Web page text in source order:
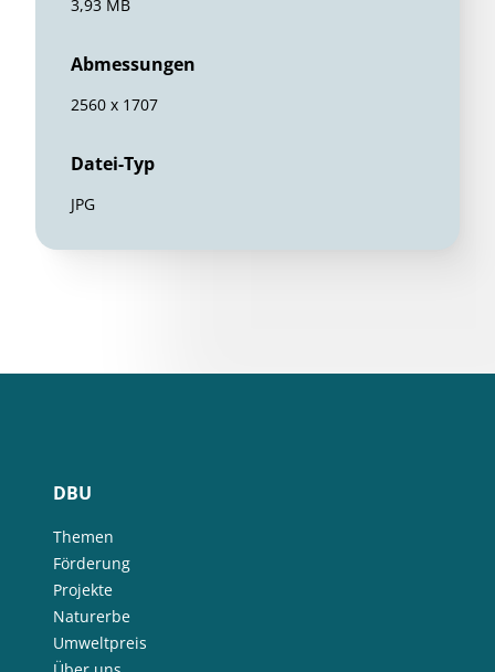
3,93 MB
Abmessungen
2560 x 1707
Datei-Typ
JPG
DBU
Themen
Förderung
Projekte
Naturerbe
Umweltpreis